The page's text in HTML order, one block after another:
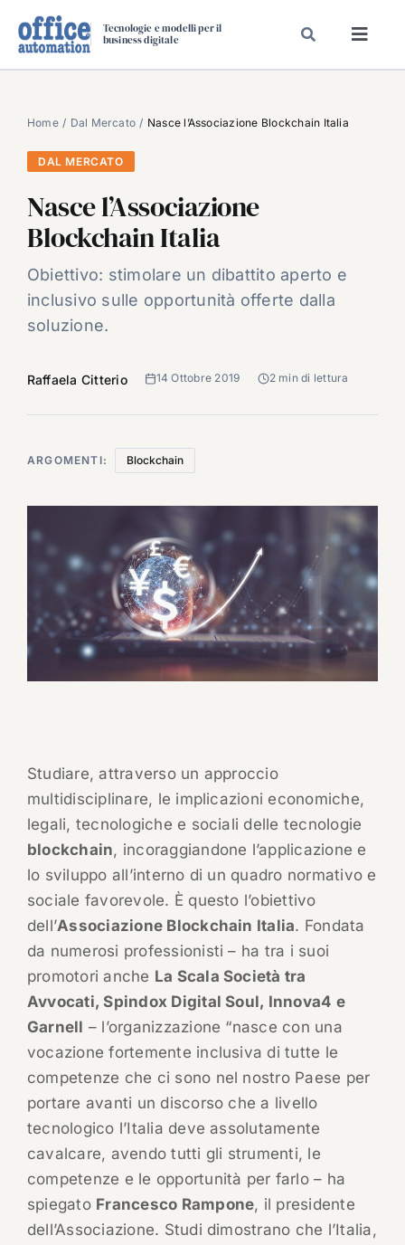
Tecnologie e modelli per il
business digitale
SPECIAL PAPER
TAVOLE ROTONDE DI REDAZIONE
CARRIERE
VIDEO
EVENTI
CHI SIAMO
Home Dal Mercato Nasce l’Associazione Blockchain Italia
DAL MERCATO
Nasce l’Associazione
Blockchain Italia
Obiettivo: stimolare un dibattito aperto e
inclusivo sulle opportunità offerte dalla
soluzione.
Raffaela Citterio 14 Ottobre 2019 2 min di lettura
ARGOMENTI: Blockchain
Studiare, attraverso un approccio
multidisciplinare, le implicazioni economiche,
legali, tecnologiche e sociali delle tecnologie
blockchain, incoraggiandone l’applicazione e
lo sviluppo all’interno di un quadro normativo e
sociale favorevole. È questo l’obiettivo
dell’Associazione Blockchain Italia. Fondata
da numerosi professionisti – ha tra i suoi
promotori anche La Scala Società tra
Avvocati, Spindox Digital Soul, Innova4 e
Garnell – l’organizzazione “nasce con una
vocazione fortemente inclusiva di tutte le
competenze che ci sono nel nostro Paese per
portare avanti un discorso che a livello
tecnologico l’Italia deve assolutamente
cavalcare, avendo tutti gli strumenti, le
competenze e le opportunità per farlo – ha
spiegato Francesco Rampone, il presidente
dell’Associazione. Studi dimostrano che l’Italia,